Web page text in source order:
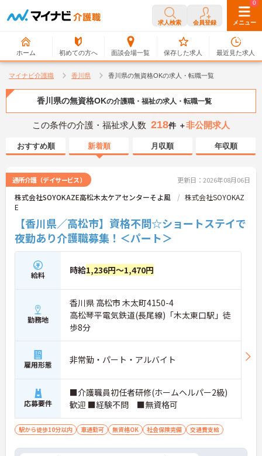
求人検索 会員登録 メニュー
ホーム 初めての方へ 面談会場一覧
0
保存した求人
0
最近見た求人
マイナビ介護職 香川県 香川県の無資格OKの求人・転職一覧
香川県の無資格OKの介護職・福祉の求人・転職一覧
この条件の介護・福祉求人数 218件 ＋非公開求人
おすすめ順 新着順 月収順 年収順
通所介護（デイサービス） 更新日：2026年08月06日
株式会社SOYOKAZE高松木太ケアセンターそよ風
株式会社SOYOKAZ
E
【香川県／高松市】資格不問☆ショートステイで
夜勤あり介護職募集！＜パート＞
給料 時給1,236円～1,470円
勤務地
香川県 高松市 木太町4150-4
高松琴平電気鉄道(長尾線)「木太東口駅」徒
歩8分
雇用形態 非常勤・パート・アルバイト
応募要件
■介護職員初任者研修(ホームヘルパー2級)
歓迎 ■経験不問 ■無資格可
駅から徒歩10分以内 車通勤可 無資格OK 社会保険完備 交通費支給